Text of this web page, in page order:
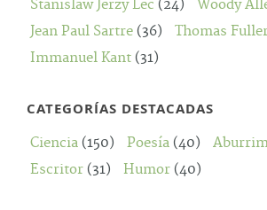
Stanislaw Jerzy Lec (24) Woody
Jean Paul Sartre (36) Thomas
Immanuel Kant (31)
CATEGORÍAS DESTACADAS
Ciencia (150) Poesía (40)
Escritor (31) Humor (40)